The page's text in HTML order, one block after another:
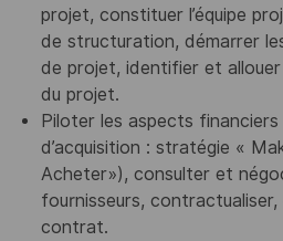
projet, constituer l’équipe
de structuration, démarrer
de projet, identifier et allouer
du projet.
Piloter les aspects
d’acquisition : stratégie «
Acheter»), consulter et
fournisseurs,
contrat.